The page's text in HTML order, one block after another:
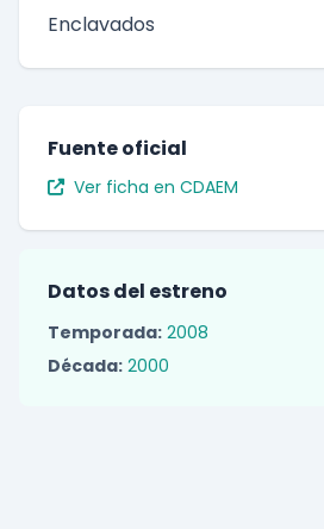
Enclavados
Fuente oficial
Ver ficha en CDAEM
Datos del estreno
Temporada: 2008
Década: 2000